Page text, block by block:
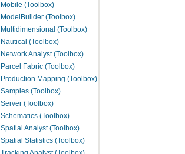
Mobile (Toolbox)
ModelBuilder (Toolbox)
Multidimensional (Toolbox)
Nautical (Toolbox)
Network Analyst (Toolbox)
Parcel Fabric (Toolbox)
Production Mapping (Toolbox)
Samples (Toolbox)
Server (Toolbox)
Schematics (Toolbox)
Spatial Analyst (Toolbox)
Spatial Statistics (Toolbox)